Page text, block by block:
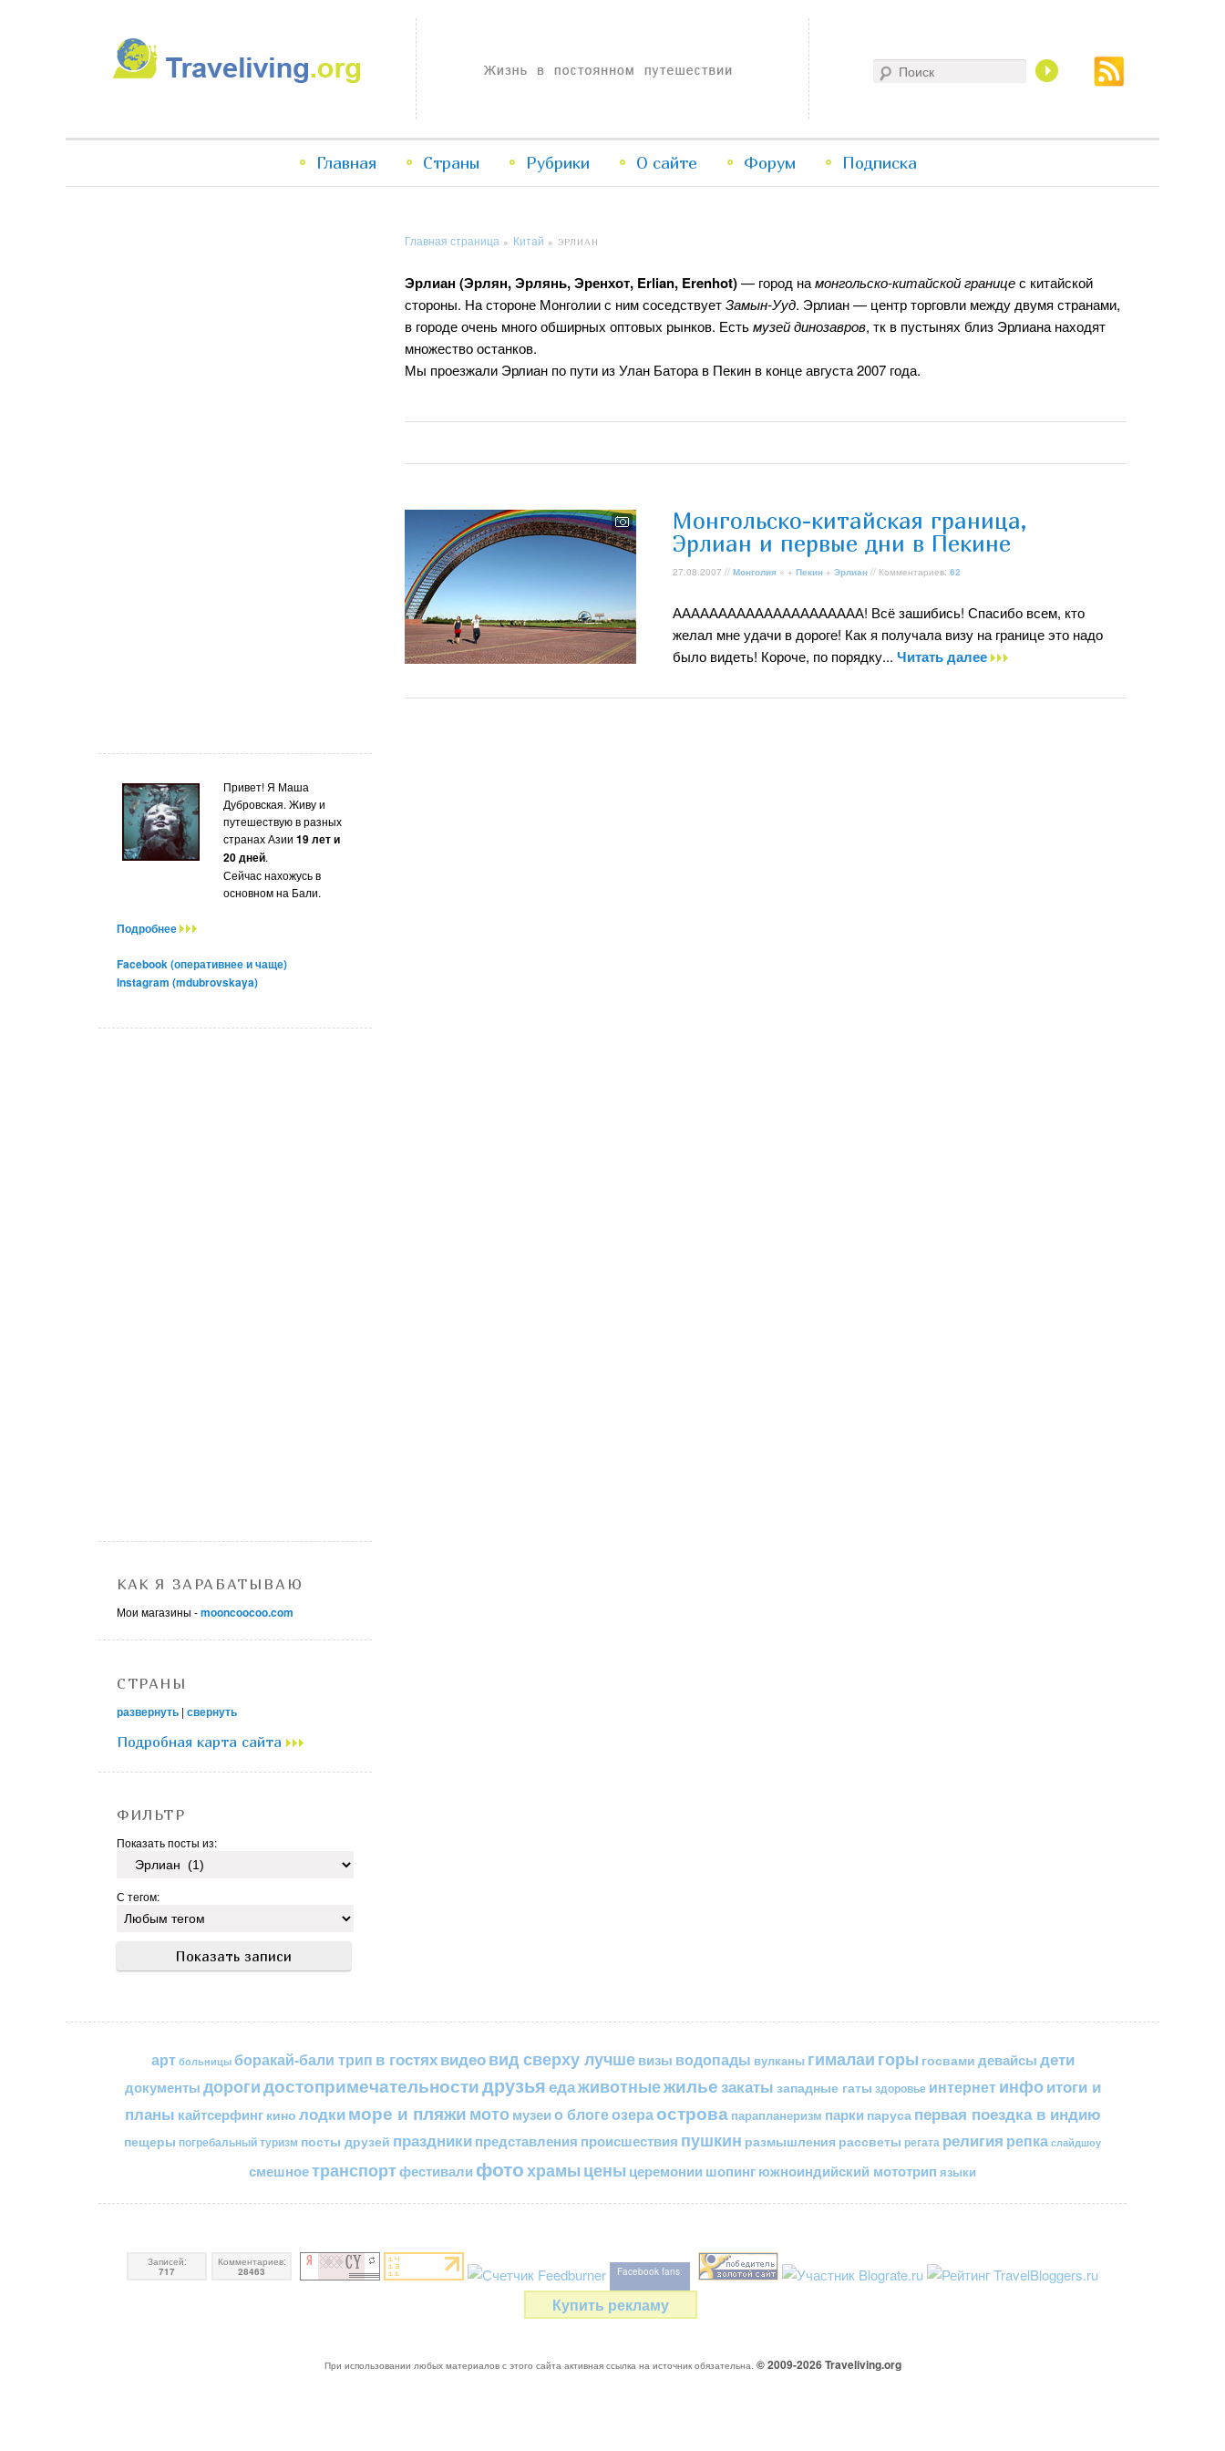
Traveliving
Жизнь в постоянном путешествии
Перейти
содержимому
Перейти
содержимому
Главная Страны Рубрики О сайте Форум Подписка
Главная страница » Китай » ЭРЛИАН
Эрлиан (Эрлян, Эрлянь, Эренхот, Erlian, Erenhot)— город намонгольско-китайской границес китайской
стороны. На стороне Монголии с ним соседствуетЗамын-Ууд. Эрлиан — центр торговли между двумя странами,
в городе очень много обширных оптовых рынков. Естьмузей динозавров, тк в пустынях близ Эрлиана находят
множество останков.
Мы проезжали Эрлиан по пути из Улан Батора в Пекин в конце августа 2007 года.
Монгольско-китайская граница,
Эрлиан и первые дни в Пекине
27.08.2007 // Монголия » + Пекин + Эрлиан // Комментариев: 62
ААААААААААААААААААААА! Всё зашибись! Спасибо всем, кто
желал мне удачи в дороге! Как я получала визу на границе это надо
было видеть! Короче, по порядку... Читать далее
Привет! Я Маша
Дубровская. Живу и
путешествую в разных
странах Азии 19 лет и
20 дней.
Сейчас нахожусь в
основном на Бали.
Подробнее
Facebook (оперативнее и чаще)
Instagram (mdubrovskaya)
КАК Я ЗАРАБАТЫВАЮ
Мои магазины -mooncoocoo.com
СТРАНЫ
развернуть | свернуть
Подробная карта сайта
ФИЛЬТР
Показать посты из:
С тегом:
арт больницы боракай-бали трип в гостяхвидеовид сверху лучше визы водопады вулканы гималаи горы госвами девайсы дети
документыдорогидостопримечательностидрузьяедаживотныежильезакаты западные гаты здоровье интернетинфоитоги и
планы кайтсерфинг кино лодкиморе и пляжимото музеи о блогеозераострова парапланеризм парки паруса первая поездка в индию
пещеры погребальный туризм посты друзей праздникипредставления происшествия пушкин размышления рассветы регата религия репка слайдшоу
смешноетранспортфестивали фотохрамы цены церемонии шопингюжноиндийский мототрип языки
Записей:
717
Комментариев:
28463 Facebook fans:
Купить рекламу
При использовании любых материалов с этого сайта активная ссылка на источник обязательна. © 2009-2026Traveliving.org